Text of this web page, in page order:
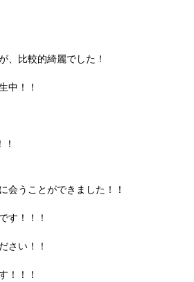
、比較的綺麗でした！
中！！
会うことができました！！
す！！！
さい！！
！！！